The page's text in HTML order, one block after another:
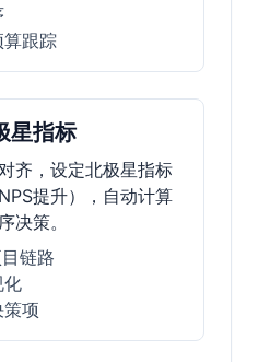
跟踪
星指标
齐，设定北极星指标
提升），自动计算
决策。
链路
化
项